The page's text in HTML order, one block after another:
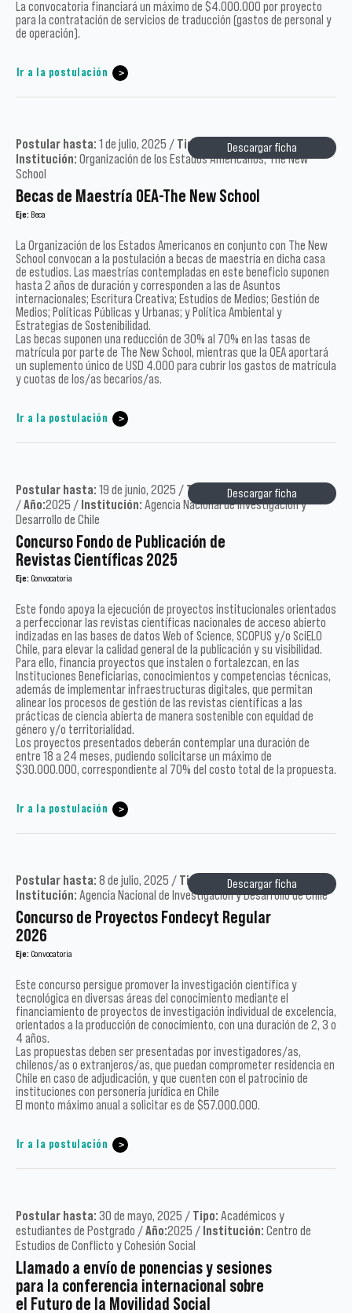
La convocatoria financiará un máximo de $4.000.000 por proyecto
para la contratación de servicios de traducción (gastos de personal y
de operación).
Ir a la postulación
Descargar ficha
Postular hasta: 1 de julio, 2025 / Tipo: Académicos /Año:2025 /
Institución: Organización de los Estados Americanos, The New
School
Becas de Maestría OEA-The New School
Eje: Beca
La Organización de los Estados Americanos en conjunto con The New
School convocan a la postulación a becas de maestría en dicha casa
de estudios. Las maestrías contempladas en este beneficio suponen
hasta 2 años de duración y corresponden a las de Asuntos
internacionales; Escritura Creativa; Estudios de Medios; Gestión de
Medios; Políticas Públicas y Urbanas; y Política Ambiental y
Estrategias de Sostenibilidad.
Las becas suponen una reducción de 30% al 70% en las tasas de
matrícula por parte de The New School, mientras que la OEA aportará
un suplemento único de USD 4.000 para cubrir los gastos de matrícula
y cuotas de los/as becarios/as.
Ir a la postulación
Descargar ficha
Postular hasta: 19 de junio, 2025 / Tipo:
Académicos, Instituciones
/Año:2025 / Institución: Agencia Nacional de Investigación y
Desarrollo de Chile
Concurso Fondo de Publicación de
Revistas Científicas 2025
Eje: Convocatoria
Este fondo apoya la ejecución de proyectos institucionales orientados
a perfeccionar las revistas científicas nacionales de acceso abierto
indizadas en las bases de datos Web of Science, SCOPUS y/o SciELO
Chile, para elevar la calidad general de la publicación y su visibilidad.
Para ello, financia proyectos que instalen o fortalezcan, en las
Instituciones Beneficiarias, conocimientos y competencias técnicas,
además de implementar infraestructuras digitales, que permitan
alinear los procesos de gestión de las revistas científicas a las
prácticas de ciencia abierta de manera sostenible con equidad de
género y/o territorialidad.
Los proyectos presentados deberán contemplar una duración de
entre 18 a 24 meses, pudiendo solicitarse un máximo de
$30.000.000, correspondiente al 70% del costo total de la propuesta.
Ir a la postulación
Descargar ficha
Postular hasta: 8 de julio, 2025 / Tipo: Académicos /Año:2025 /
Institución: Agencia Nacional de Investigación y Desarrollo de Chile
Concurso de Proyectos Fondecyt Regular
2026
Eje: Convocatoria
Este concurso persigue promover la investigación científica y
tecnológica en diversas áreas del conocimiento mediante el
financiamiento de proyectos de investigación individual de excelencia,
orientados a la producción de conocimiento, con una duración de 2, 3 o
4 años.
Las propuestas deben ser presentadas por investigadores/as,
chilenos/as o extranjeros/as, que puedan comprometer residencia en
Chile en caso de adjudicación, y que cuenten con el patrocinio de
instituciones con personería jurídica en Chile
El monto máximo anual a solicitar es de $57.000.000.
Ir a la postulación
Postular hasta: 30 de mayo, 2025 / Tipo: Académicos y
estudiantes de Postgrado /Año:2025 / Institución: Centro de
Estudios de Conflicto y Cohesión Social
Llamado a envío de ponencias y sesiones
para la conferencia internacional sobre
el Futuro de la Movilidad Social